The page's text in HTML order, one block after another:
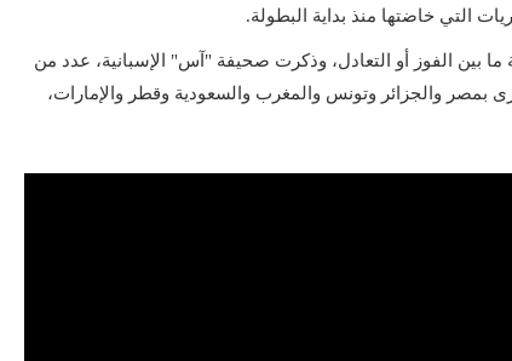
التي خاضتها منذ بداية البطولة.
ما بين الفوز أو التعادل، وذكرت صحيفة "آس" الإسبانية، عدد من
بمصر والجزائر وتونس والمغرب والسعودية وقطر والإمارات،